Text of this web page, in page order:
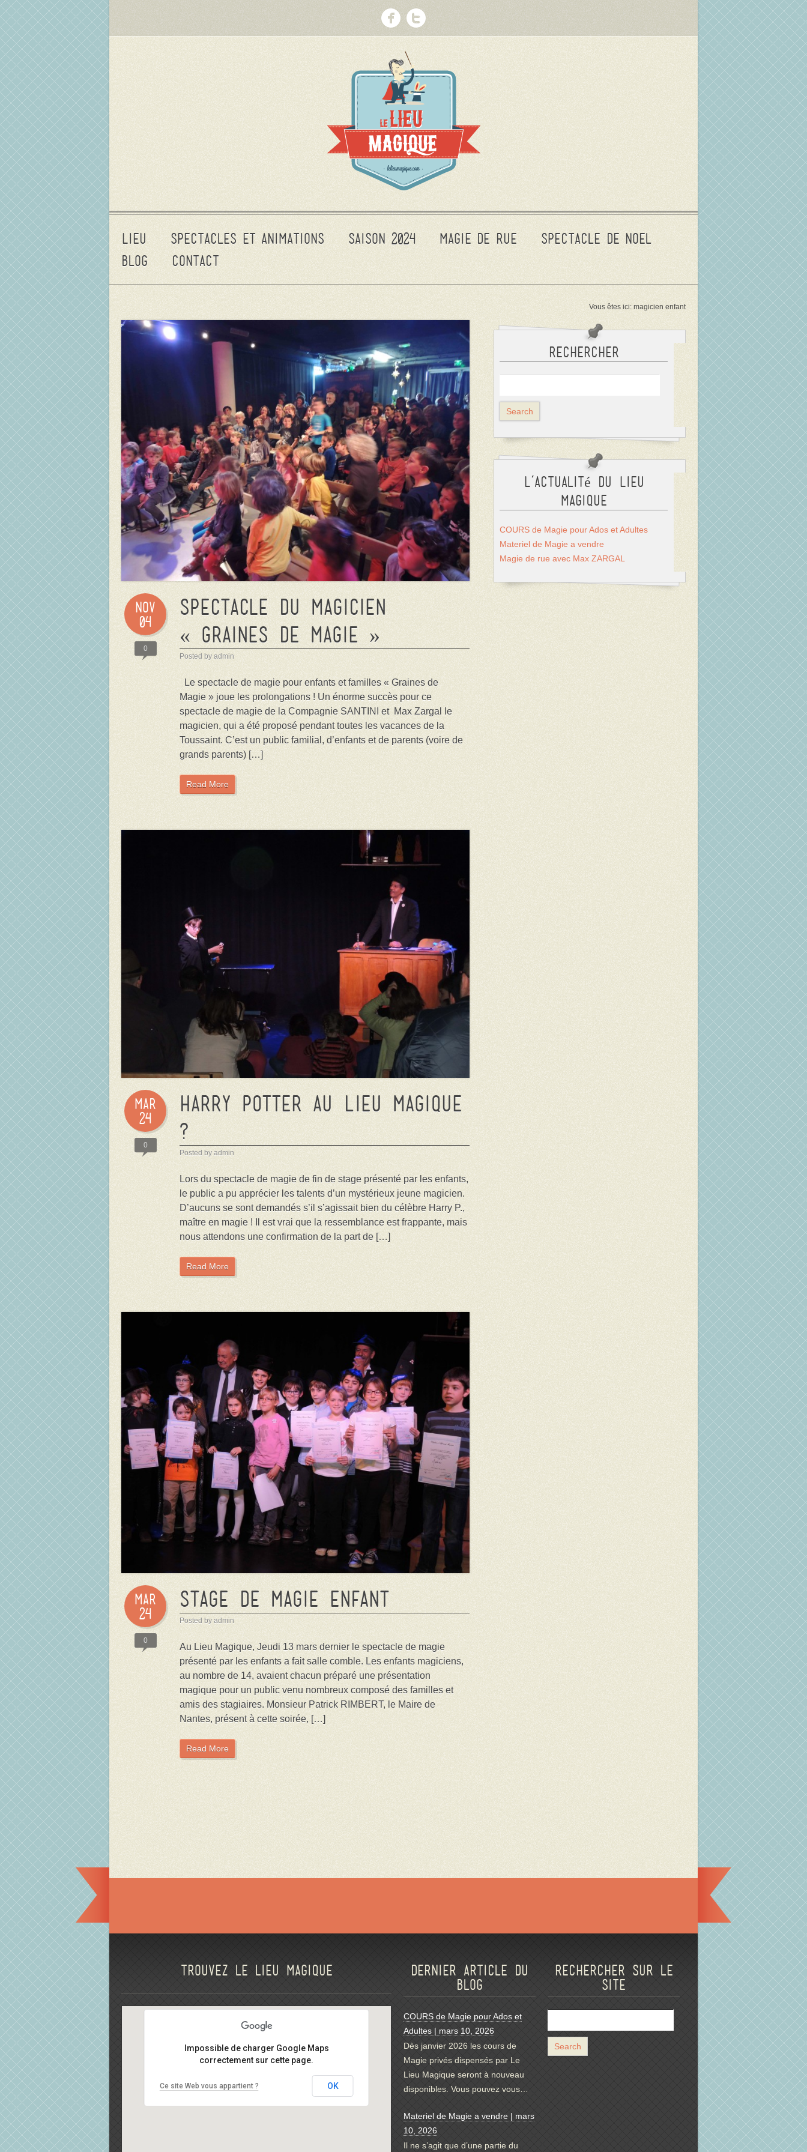
Lieu Spectacles et animations Saison 2024 Magie de rue
Spectacle de Noel
Blog
Contact
Vous êtes ici: magicien enfant
Nov
04
0
Spectacle du magicien
« Graines de Magie »
Posted by admin
Le spectacle de magie pour enfants et familles « Graines de
Magie » joue les prolongations ! Un énorme succès pour ce
spectacle de magie de la Compagnie SANTINI et Max Zargal le
magicien, qui a été proposé pendant toutes les vacances de la
Toussaint. C’est un public familial, d’enfants et de parents (voire de
grands parents) […]
Read More
Mar
24
0
Harry POTTER au Lieu Magique
?
Posted by admin
Lors du spectacle de magie de fin de stage présenté par les enfants,
le public a pu apprécier les talents d’un mystérieux jeune magicien.
D’aucuns se sont demandés s’il s’agissait bien du célèbre Harry P.,
maître en magie ! Il est vrai que la ressemblance est frappante, mais
nous attendons une confirmation de la part de […]
Read More
Mar
24
0
Stage de magie enfant
Posted by admin
Au Lieu Magique, Jeudi 13 mars dernier le spectacle de magie
présenté par les enfants a fait salle comble. Les enfants magiciens,
au nombre de 14, avaient chacun préparé une présentation
magique pour un public venu nombreux composé des familles et
amis des stagiaires. Monsieur Patrick RIMBERT, le Maire de
Nantes, présent à cette soirée, […]
Read More
Rechercher
L’actualité du Lieu
Magique
COURS de Magie pour Ados et Adultes
Materiel de Magie a vendre
Magie de rue avec Max ZARGAL
Trouvez le lieu magique
Impossible de charger Google Maps
correctement sur cette page.
Ce site Web vous appartient ? OK
Dernier article du
blog
COURS de Magie pour Ados et
Adultes | mars 10, 2026
Dès janvier 2026 les cours de
Magie privés dispensés par Le
Lieu Magique seront à nouveau
disponibles. Vous pouvez vous…
Materiel de Magie a vendre | mars
10, 2026
Il ne s’agit que d’une partie du
Rechercher sur le
site